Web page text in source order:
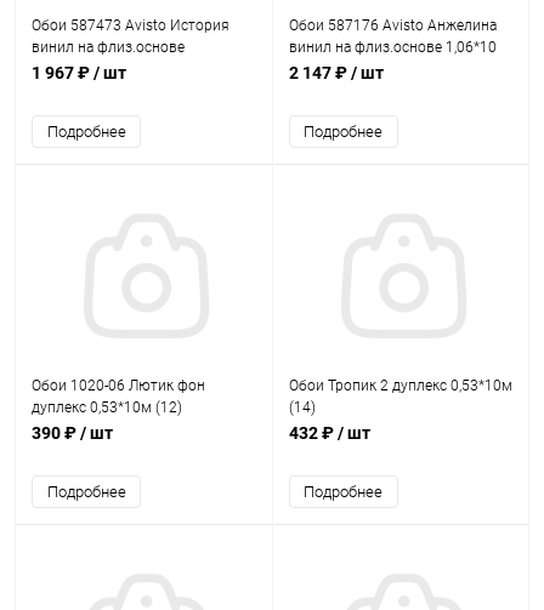
Обои 587473 Avisto История
винил на флиз.основе
1,06*10,05 (6)
1 967 ₽/ шт
Подробнее
Обои 587176 Avisto Анжелина
винил на флиз.основе 1,06*10
(6)
2 147 ₽/ шт
Подробнее
Обои 1020-06 Лютик фон
дуплекс 0,53*10м (12)
390 ₽/ шт
Подробнее
Обои Тропик 2 дуплекс 0,53*10м
(14)
432 ₽/ шт
Подробнее